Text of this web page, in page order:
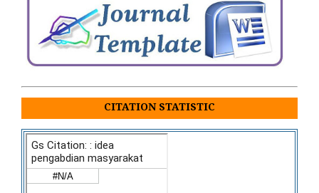
CITATION STATISTIC